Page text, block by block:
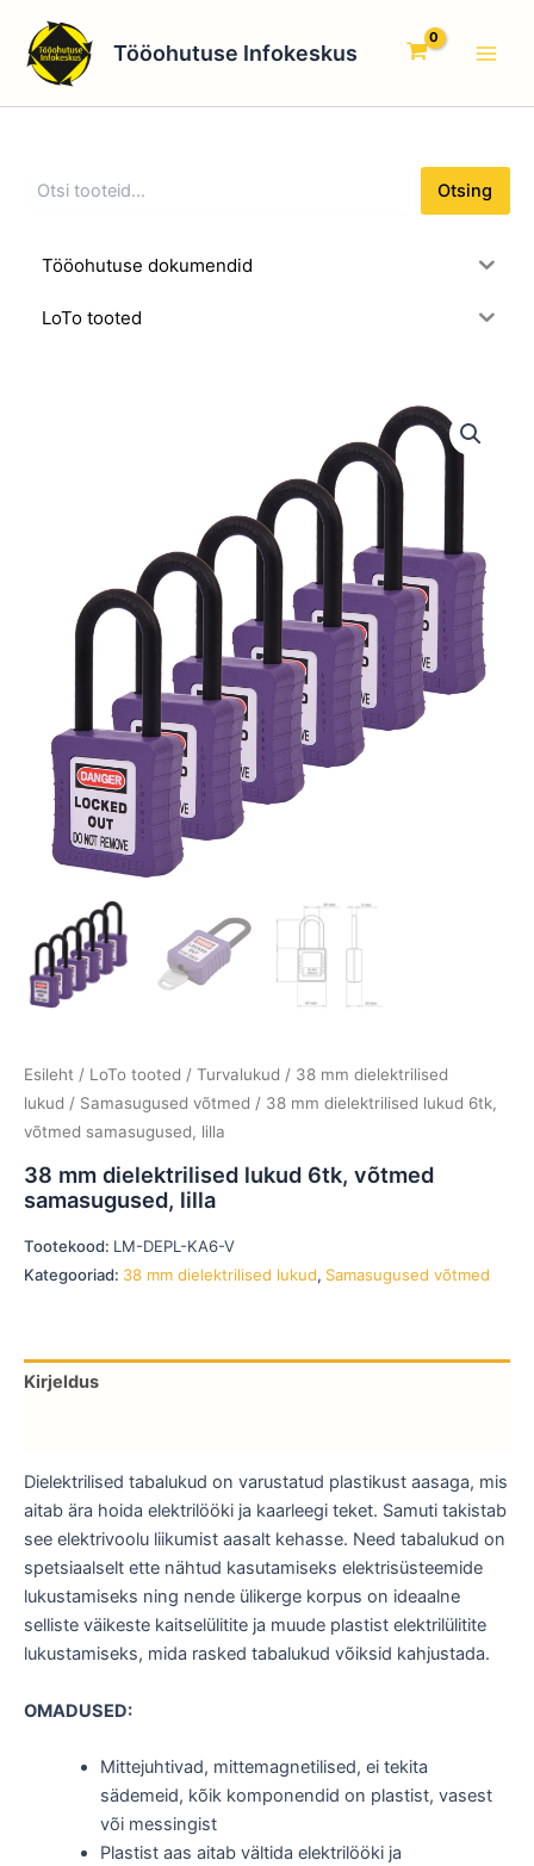
content
Tööohutuse Infokeskus
s
n
Otsing
Tööohutuse dokumendid
LoTo tooted
Esileht / LoTo tooted / Turvalukud / 38 mm dielektrilised
lukud / Samasugused võtmed / 38 mm dielektrilised lukud 6tk,
võtmed samasugused, lilla
38 mm dielektrilised lukud 6tk, võtmed
samasugused, lilla
Tootekood: LM-DEPL-KA6-V
Kategooriad: 38 mm dielektrilised lukud, Samasugused võtmed
Kirjeldus
Dielektrilised tabalukud on varustatud plastikust aasaga, mis
aitab ära hoida elektrilööki ja kaarleegi teket. Samuti takistab
see elektrivoolu liikumist aasalt kehasse. Need tabalukud on
spetsiaalselt ette nähtud kasutamiseks elektrisüsteemide
lukustamiseks ning nende ülikerge korpus on ideaalne
selliste väikeste kaitselülitite ja muude plastist elektrilülitite
lukustamiseks, mida rasked tabalukud võiksid kahjustada.
OMADUSED:
Mittejuhtivad, mittemagnetilised, ei tekita
sädemeid, kõik komponendid on plastist, vasest
või messingist
Plastist aas aitab vältida elektrilööki ja